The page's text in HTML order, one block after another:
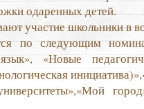
одаренных детей.
участие школьники в
по следующим
язык», «Новые